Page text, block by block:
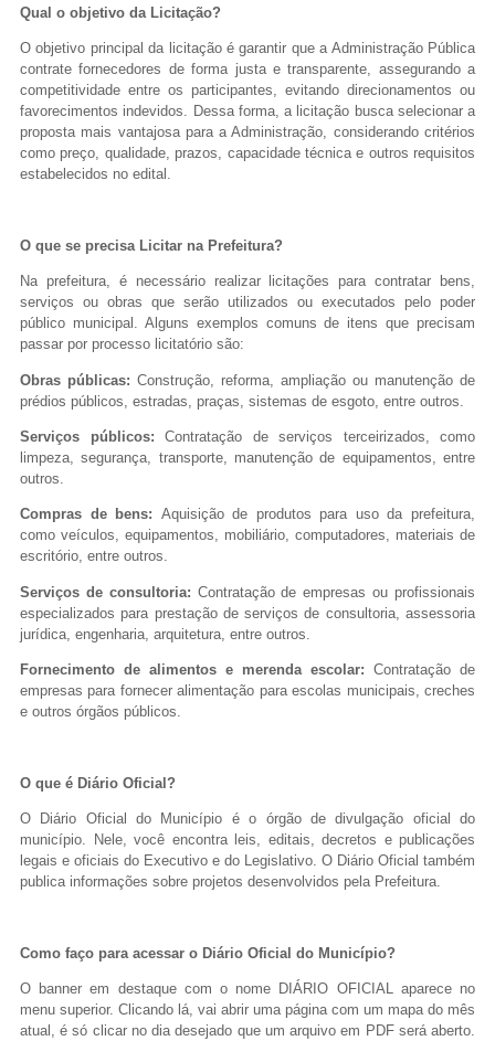
Qual o objetivo da Licitação?
O objetivo principal da licitação é garantir que a Administração Pública
contrate fornecedores de forma justa e transparente, assegurando a
competitividade entre os participantes, evitando direcionamentos ou
favorecimentos indevidos. Dessa forma, a licitação busca selecionar a
proposta mais vantajosa para a Administração, considerando critérios
como preço, qualidade, prazos, capacidade técnica e outros requisitos
estabelecidos no edital.
O que se precisa Licitar na Prefeitura?
Na prefeitura, é necessário realizar licitações para contratar bens,
serviços ou obras que serão utilizados ou executados pelo poder
público municipal. Alguns exemplos comuns de itens que precisam
passar por processo licitatório são:
Obras públicas: Construção, reforma, ampliação ou manutenção de
prédios públicos, estradas, praças, sistemas de esgoto, entre outros.
Serviços públicos: Contratação de serviços terceirizados, como
limpeza, segurança, transporte, manutenção de equipamentos, entre
outros.
Compras de bens: Aquisição de produtos para uso da prefeitura,
como veículos, equipamentos, mobiliário, computadores, materiais de
escritório, entre outros.
Serviços de consultoria: Contratação de empresas ou profissionais
especializados para prestação de serviços de consultoria, assessoria
jurídica, engenharia, arquitetura, entre outros.
Fornecimento de alimentos e merenda escolar: Contratação de
empresas para fornecer alimentação para escolas municipais, creches
e outros órgãos públicos.
O que é Diário Oficial?
O Diário Oficial do Município é o órgão de divulgação oficial do
município. Nele, você encontra leis, editais, decretos e publicações
legais e oficiais do Executivo e do Legislativo. O Diário Oficial também
publica informações sobre projetos desenvolvidos pela Prefeitura.
Como faço para acessar o Diário Oficial do Município?
O banner em destaque com o nome DIÁRIO OFICIAL aparece no
menu superior. Clicando lá, vai abrir uma página com um mapa do mês
atual, é só clicar no dia desejado que um arquivo em PDF será aberto.